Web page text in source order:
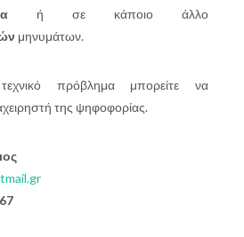
ή σε κάποιο άλλο
μηνυμάτων.
πρόβλημα μπορείτε να
της ψηφοφορίας.